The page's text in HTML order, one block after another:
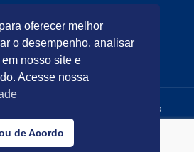
É permitida a reprodução do
desde que citada a origem.
por
oferecer melhor
o desempenho, analisar
nosso site e
Acesse nossa
de Acordo